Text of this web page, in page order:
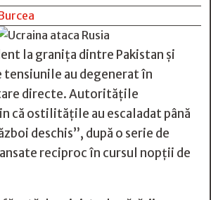
la granița dintre Pakistan și
tensiunile au degenerat în
directe. Autoritățile
că ostilitățile au escaladat până
deschis”, după o serie de
reciproc în cursul nopții de